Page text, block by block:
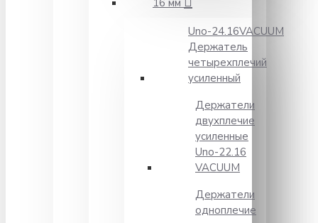
16 мм
Unо-24.16VACUUM
Держатель
четырехплечий
усиленный
Держатели
двухплечие
усиленные
Unо-22.16
VACUUM
Держатели
одноплечие